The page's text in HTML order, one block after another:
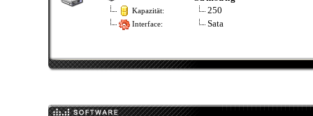
Kapazität: 250
Interface: Sata